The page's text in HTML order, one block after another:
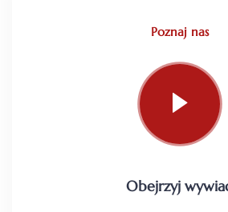
Poznaj nas
Obejrzyj